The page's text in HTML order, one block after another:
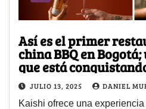
Así es el primer
china BBQ en
que está
JULIO 13, 2025 DANIEL
Kaishi ofrece una